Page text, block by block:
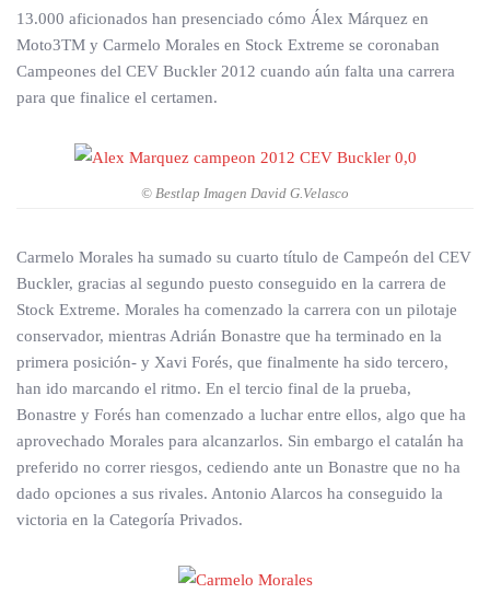
13.000 aficionados han presenciado cómo Álex Márquez en
Moto3TM y Carmelo Morales en Stock Extreme se coronaban
Campeones del CEV Buckler 2012 cuando aún falta una carrera
para que finalice el certamen.
© Bestlap Imagen David G.Velasco
Carmelo Morales ha sumado su cuarto título de Campeón del CEV
Buckler, gracias al segundo puesto conseguido en la carrera de
Stock Extreme. Morales ha comenzado la carrera con un pilotaje
conservador, mientras Adrián Bonastre que ha terminado en la
primera posición- y Xavi Forés, que finalmente ha sido tercero,
han ido marcando el ritmo. En el tercio final de la prueba,
Bonastre y Forés han comenzado a luchar entre ellos, algo que ha
aprovechado Morales para alcanzarlos. Sin embargo el catalán ha
preferido no correr riesgos, cediendo ante un Bonastre que no ha
dado opciones a sus rivales. Antonio Alarcos ha conseguido la
victoria en la Categoría Privados.